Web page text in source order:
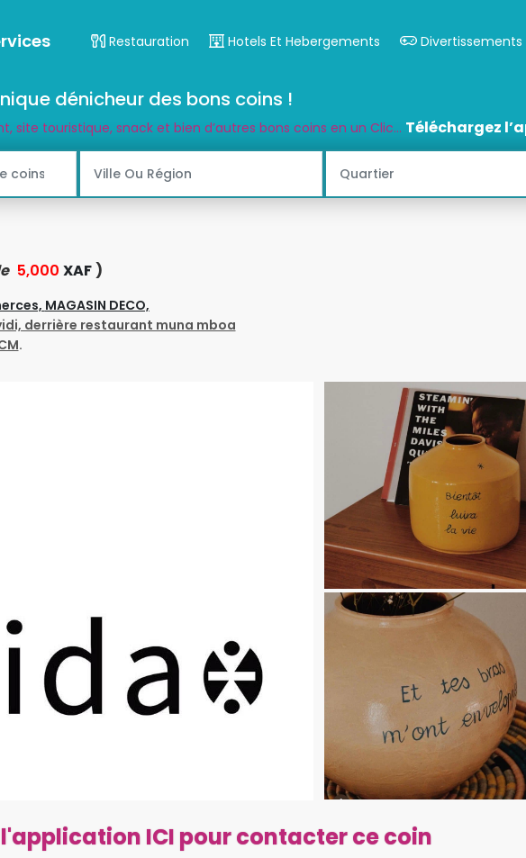
Restauration Hotels Et Hebergements Divertissements
dénicheur des bons coins !
site touristique, snack et bien d’autres bons coins en un Clic... Téléchargez
5,000 XAF )
MAGASIN DECO,
derrière restaurant muna mboa
.
ICI pour contacter ce coin